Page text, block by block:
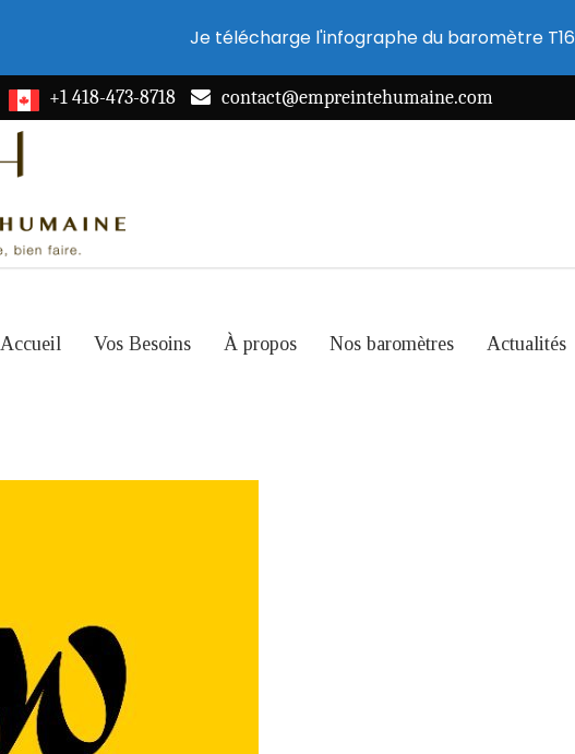
+1 418-473-8718 contact@empreintehumaine.com
Accueil Vos Besoins À propos Nos baromètres Actualités
Je télécharge l'infographe du baromètre T16